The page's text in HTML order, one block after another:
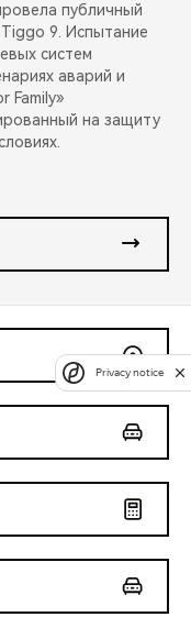
публичный
9. Испытание
систем
аварий и
Family»
на защиту
Privacy notice